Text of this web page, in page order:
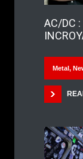
AC/DC :
Metal,